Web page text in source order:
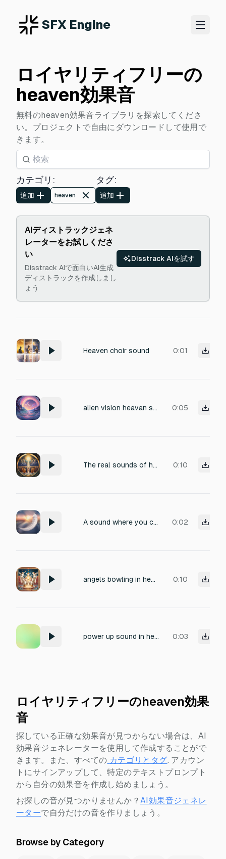
SFX Engine
ロイヤリティフリーの
heaven効果音
無料のheaven効果音ライブラリを探索してくださ
い。プロジェクトで自由にダウンロードして使用で
きます。
カテゴリ :
追加 heaven
タグ:
追加
AIディストラックジェネ
レーターをお試しくださ
い
Disstrack AIで面白いAI生成
ディストラックを作成しまし
ょう
Disstrack AIを試す
Heaven choir sound 0:01
alien vision heavan sound recreation 0:05
The real sounds of heaven angels vs demon 0:10
A sound where you come back from heaven, a short, but angelic sound, no choir 0:02
angels bowling in heaven 0:10
power up sound in heaven 0:03
ロイヤリティフリーのheaven効果
音
探している正確な効果音が見つからない場合は、AI
効果音ジェネレーターを使用して作成することがで
きます。また、すべての カテゴリとタグ. アカウン
トにサインアップして、特定のテキストプロンプト
から自分の効果音を作成し始めましょう。
お探しの音が見つかりませんか？ AI効果音ジェネレ
ーターで自分だけの音を作りましょう。
Browse by Category